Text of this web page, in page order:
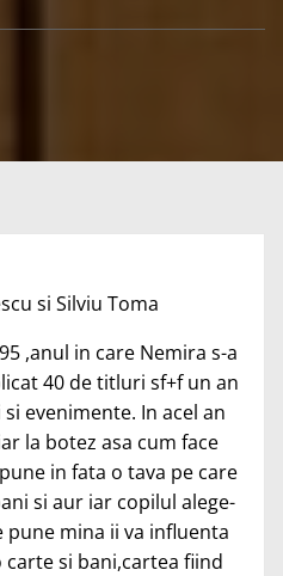
si Silviu Toma
,anul in care Nemira s-a
40 de titluri sf+f un an
evenimente. In acel an
la botez asa cum face
in fata o tava pe care
si aur iar copilul alege-
mina ii va influenta
si bani,cartea fiind